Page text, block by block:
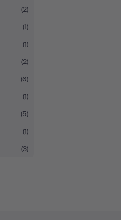
(2)
(1)
(1)
(2)
(6)
(1)
(5)
(1)
(3)